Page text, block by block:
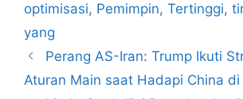
optimisasi, Pemimpin, Tertinggi,
yang
Perang AS-Iran: Trump Ikuti
Aturan Main saat Hadapi China